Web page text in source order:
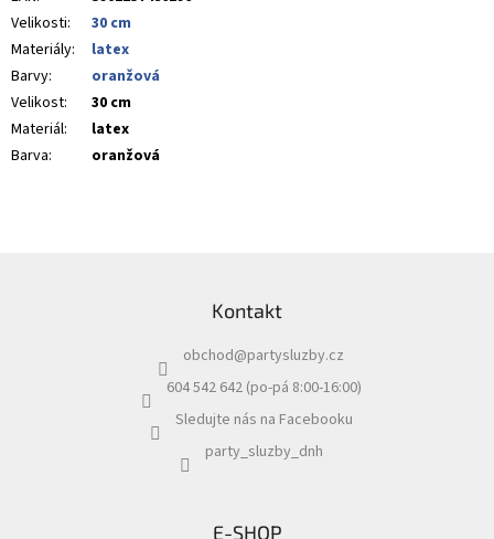
Velikosti:
30 cm
Materiály:
latex
Barvy:
oranžová
Velikost:
30 cm
Materiál:
latex
Barva: oranžová
Kontakt
obchod@partysluzby.cz
604 542 642 (po-pá 8:00-16:00)
Sledujte nás na Facebooku
party_sluzby_dnh
E-SHOP